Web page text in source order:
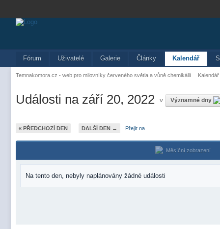
Fórum Uživatelé Galerie Články Kalendář
Temnakomora.cz - web pro milovníky červeného světla a vůně chemikálií Kalendář
Události na září 20, 2022 v Významné dny
« PŘEDCHOZÍ DEN DALŠÍ DEN → Přejít na
Měsíční zobrazení
Na tento den, nebyly naplánovány žádné události